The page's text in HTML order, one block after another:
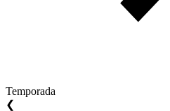
Temporada
❮